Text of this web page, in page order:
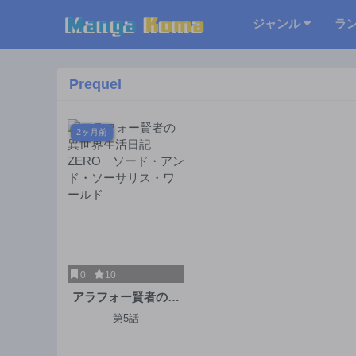
ジャンル ラ
Prequel
2ヶ月前
0 10
アラフォー賢者の異
世界生活日記
第5話